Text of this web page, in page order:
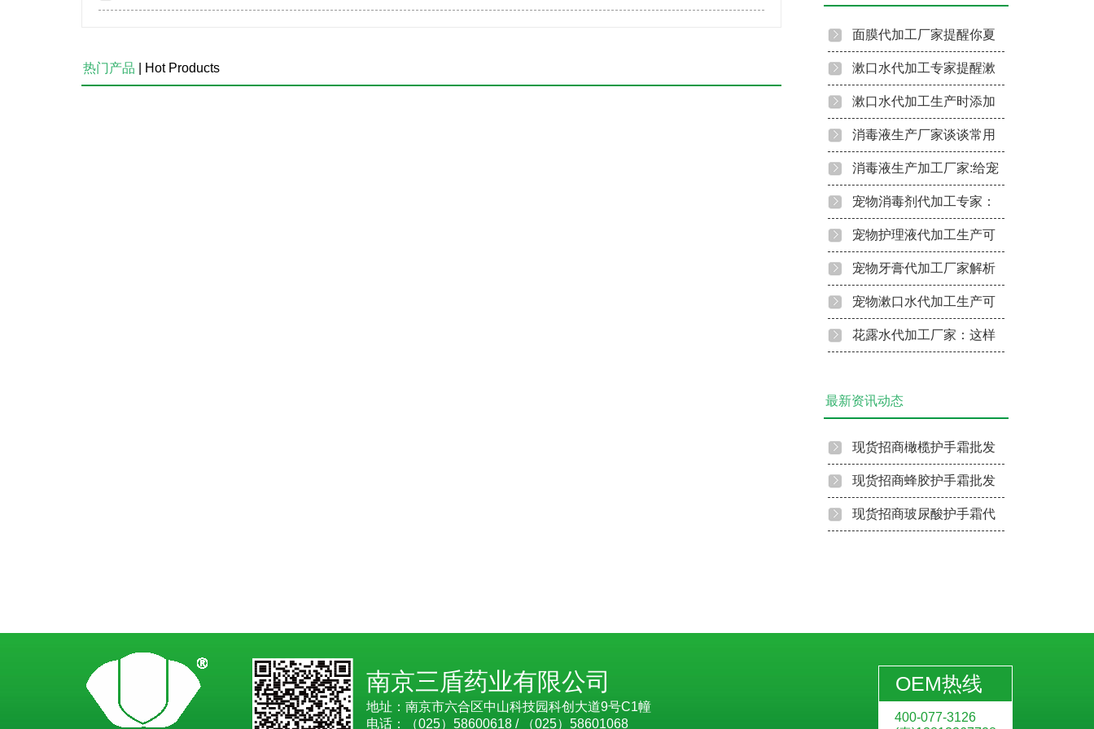
热门产品 | Hot Products
洁牙慕斯贴牌定制
面膜代加工厂家提醒你夏
季敷面膜禁忌
漱口水代加工专家提醒漱
口水使用避开这些误区
漱口水代加工生产时添加
这些成分应该谨慎！
消毒液生产厂家谈谈常用
消毒液的消毒原理
消毒液生产加工厂家:给宠
物消毒的注意事项
宠物消毒剂代加工专家：
宠物护理注意这几点！
宠物护理液代加工生产可
以分为这几种成分的！
宠物牙膏代加工厂家解析
常见宠物牙膏配方！
宠物漱口水代加工生产可
以做这几类！
花露水代加工厂家：这样
最新资讯动态
现货招商橄榄护手霜批发
代理
现货招商蜂胶护手霜批发
代理
现货招商玻尿酸护手霜代
南京三盾药业有限公司
地址：南京市六合区中山科技园科创大道9号C1幢
电话：（025）58600618 / （025）58601068
OEM热线
400-077-3126